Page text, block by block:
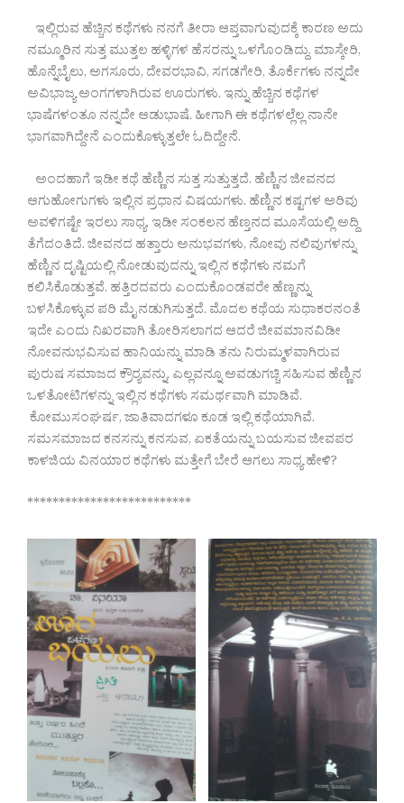
ಇಲ್ಲಿರುವ ಹೆಚ್ಚಿನ ಕಥೆಗಳು ನನಗೆ ತೀರಾ ಆಪ್ತವಾಗುವುದಕ್ಕೆ ಕಾರಣ ಅದು
ನಮ್ಮೂರಿನ ಸುತ್ತ ಮುತ್ತಲ ಹಳ್ಳಿಗಳ ಹೆಸರನ್ನು ಒಳಗೊಂಡಿದ್ದು. ಮಾಸ್ಕೇರಿ,
ಹೊನ್ನೆಬೈಲು, ಅಗಸೂರು, ದೇವರಭಾವಿ, ಸಗಡಗೇರಿ, ತೊರ್ಕೆಗಳು ನನ್ನದೇ
ಅವಿಭಾಜ್ಯ ಅಂಗಗಳಾಗಿರುವ ಊರುಗಳು. ಇನ್ನು ಹೆಚ್ಚಿನ ಕಥೆಗಳ
ಭಾಷೆಗಳಂತೂ ನನ್ನದೇ ಆಡುಭಾಷೆ. ಹೀಗಾಗಿ ಈ ಕಥೆಗಳಲ್ಲೆಲ್ಲ ನಾನೇ
ಭಾಗವಾಗಿದ್ದೇನೆ ಎಂದುಕೊಳ್ಳುತ್ತಲೇ ಓದಿದ್ದೇನೆ.
ಅಂದಹಾಗೆ ಇಡೀ ಕಥೆ ಹೆಣ್ಣಿನ ಸುತ್ತ ಸುತ್ತುತ್ತದೆ. ಹೆಣ್ಣಿನ ಜೀವನದ
ಆಗುಹೋಗುಗಳು ಇಲ್ಲಿನ ಪ್ರಧಾನ ವಿಷಯಗಳು. ಹೆಣ್ಣಿನ ಕಷ್ಟಗಳ ಅರಿವು
ಅವಳಿಗಷ್ಟೇ ಇರಲು ಸಾಧ್ಯ. ಇಡೀ ಸಂಕಲನ ಹೆಣ್ತನದ ಮೂಸೆಯಲ್ಲಿ ಅದ್ದಿ
ತೆಗೆದಂತಿದೆ. ಜೀವನದ ಹತ್ತಾರು ಅನುಭವಗಳು, ನೋವು ನಲಿವುಗಳನ್ನು
ಹೆಣ್ಣಿನ ದೃಷ್ಟಿಯಲ್ಲಿ ನೋಡುವುದನ್ನು ಇಲ್ಲಿನ ಕಥೆಗಳು ನಮಗೆ
ಕಲಿಸಿಕೊಡುತ್ತವೆ. ಹತ್ತಿರದವರು ಎಂದುಕೊಂಡವರೇ ಹೆಣ್ಣನ್ನು
ಬಳಸಿಕೊಳ್ಳುವ ಪರಿ ಮೈ ನಡುಗಿಸುತ್ತದೆ. ಮೊದಲ ಕಥೆಯ ಸುಧಾಕರನಂತೆ
ಇದೇ ಎಂದು ನಿಖರವಾಗಿ ತೋರಿಸಲಾಗದ ಆದರೆ ಜೀವಮಾನವಿಡೀ
ನೋವನುಭವಿಸುವ ಹಾನಿಯನ್ನು ಮಾಡಿ ತನು ನಿರುಮ್ಮಳವಾಗಿರುವ
ಪುರುಷ ಸಮಾಜದ ಕ್ರೌರ್‍ಯವನ್ನು, ಎಲ್ಲವನ್ನೂ ಅವಡುಗಚ್ಚಿ ಸಹಿಸುವ ಹೆಣ್ಣಿನ
ಒಳತೋಟಿಗಳನ್ನು ಇಲ್ಲಿನ ಕಥೆಗಳು ಸಮರ್ಥವಾಗಿ ಮಾಡಿವೆ.
ಕೋಮುಸಂಘರ್ಷ, ಜಾತಿವಾದಗಳೂ ಕೂಡ ಇಲ್ಲಿ ಕಥೆಯಾಗಿವೆ.
ಸಮಸಮಾಜದ ಕನಸನ್ನು ಕನಸುವ, ಏಕತೆಯನ್ನು ಬಯಸುವ ಜೀವಪರ
ಕಾಳಜಿಯ ವಿನಯಾರ ಕಥೆಗಳು ಮತ್ತೇಗೆ ಬೇರೆ ಆಗಲು ಸಾಧ್ಯ ಹೇಳಿ?
**************************